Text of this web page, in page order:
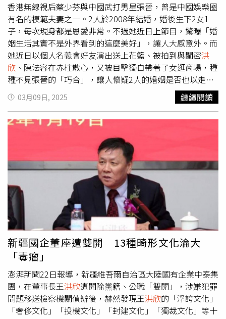
香港無線視后蔡少芬與中國武打男星張晉，曾是中國娛樂圈
有名的模範夫妻之一。2人於2008年結婚，婚後生下2女1
子，每次現身都是恩愛非常。不過她近日上節目，驚曝「婚
姻生活其實不是外界看到的這麼美好」，讓人大感意外。而
她近日以個人名義會好友演出送上花籃、被拍到與閨密洪
欣 、陳法容在赤柱散心，又被目擊獨自帶著子女逛商場，種
種不見張晉的「巧合」，讓人懷疑2人的婚姻是否也以走到
「貌合神離」的地步。據港媒《東網》報導，蔡少芬近日現
身網路節目做客時，曾經自曝「為老公張晉流淚無數次」，
坦言婚姻生活「其實不是外界看到的這麼美好」。意外發言
令不少觀眾都大感吃驚。蔡少芬進一步解釋，疫情期間，張
晉在橫店拍戲，她獨自帶著3名子女住在上海，又遇到罕見
的極端封控，一時間家中缺糧少菜，焦慮與壓力讓她感覺
「有老公跟沒老公一樣」，非常委屈。還透露自己也很希望
能依賴老公，有一年生日滿心期待對方回家陪她慶生，卻又
不巧碰上張晉病倒，無法返家，最終空歡喜一場的她情緒崩
潰，獨自坐在公園裡哭得像個瘋子。此外，蔡少芬好友林盛
斌在紅館登台表演脫口秀，不少名人夫妻都獻上花籃致意，
卻被人發現其中蔡少芬僅以個人名義送上花籃，不見丈夫張
晉的名字。日前她又被人目擊與閨密洪欣、陳法容在赤柱散
心、獨自帶著子女逛商場，種種不見張晉的「巧合」，都讓
網友擔心他們的婚姻已經亮起紅燈。蔡少芬是選美出身，
1991年以17歲之齡獲得香港小姐季軍頭銜，之後星路一路
順遂，曾是香港無線電視2000年代的「四大花旦」之一，
也是最年輕的香港視后頭銜保持人。她宣布與張晉戀愛、結
婚消息時，事業正是如日中天，反而張晉雖身懷一身技藝投
03月09日, 2025 繼續閱讀
新疆國企董座遭雙開 13種畸形文化淪大
「毒瘤」
澎湃新聞22日報導，新疆維吾爾自治區大陸國有企業中泰集
團，在董事長王洪欣遭開除黨籍、公職「雙開」，涉嫌犯罪
問題移送檢察機關偵辦後，赫然發現王洪欣的「浮誇文化」
「奢侈文化」「投機文化」「封建文化」「獨裁文化」等十